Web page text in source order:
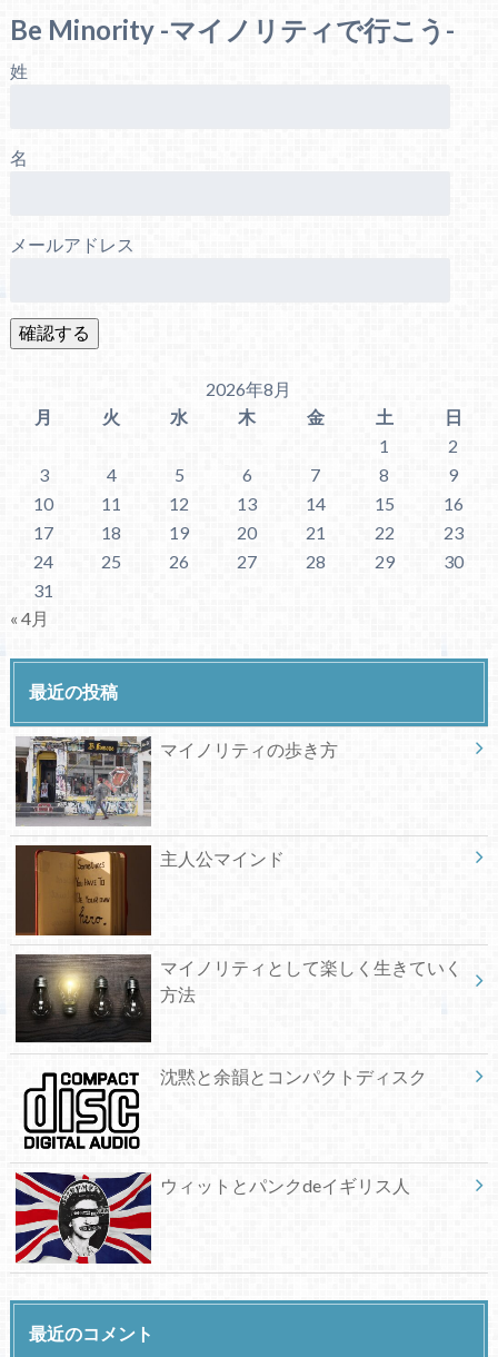
Be Minority -マイノリティで行こう-
姓
名
メールアドレス
2026年8月
月
火 水 木 金 土
日
1
2
3
4 5 6 7 8
9
10
11 12 13 14 15
16
17
18 19 20 21 22
23
24
25 26 27 28 29
30
31
« 4月
最近の投稿
マイノリティの歩き方
主人公マインド
マイノリティとして楽しく生きていく
方法
沈黙と余韻とコンパクトディスク
ウィットとパンクdeイギリス人
最近のコメント